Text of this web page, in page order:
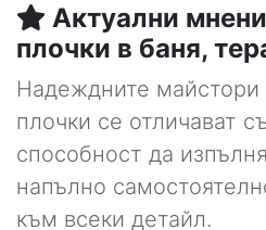
Актуални
плочки в баня,
Надеждните майстори
плочки се отличават
способност да
напълно
към всеки детайл.